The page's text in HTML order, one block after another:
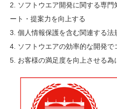
2. ソフトウエア開発に関する専
ート・提案力を向上する
3. 個人情報保護を含む関連する法
4. ソフトウエアの効率的な開発で
5. お客様の満足度を向上させる為